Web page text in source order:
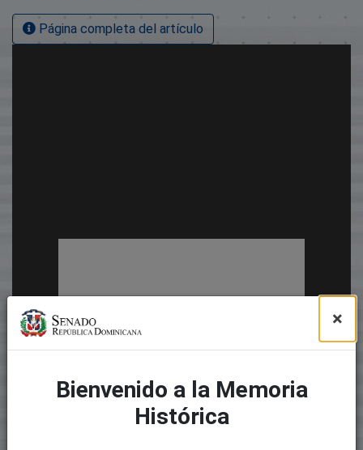
Página completa del artículo
×
Bienvenido a la Memoria
Histórica